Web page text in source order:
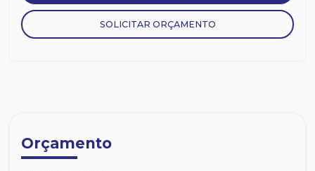
SOLICITAR ORÇAMENTO
Orçamento